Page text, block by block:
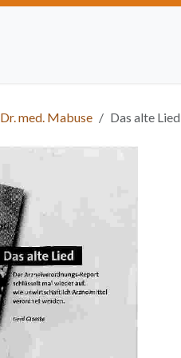
Dr. med. Mabuse Das alte Lied